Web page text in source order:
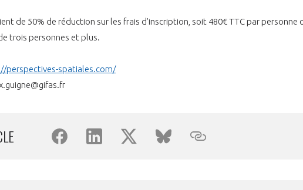
de 50% de réduction sur les frais d’inscription, soit 480€ TTC par personne
trois personnes et plus.
perspectives-spatiales.com/
l’étranger et assurez la
à l’international
réseau au sein d’un